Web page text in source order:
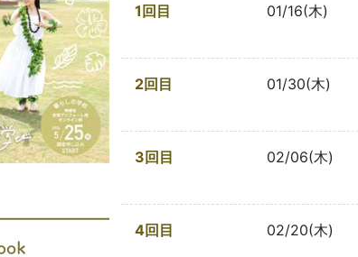
1回目 01/16(木)
2回目 01/30(木)
3回目 02/06(木)
4回目 02/20(木)